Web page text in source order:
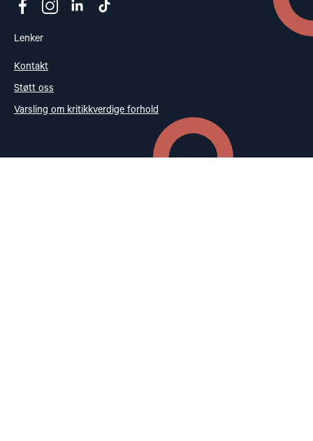
Lenker
Kontakt
Støtt oss
Varsling om kritikkverdige forhold